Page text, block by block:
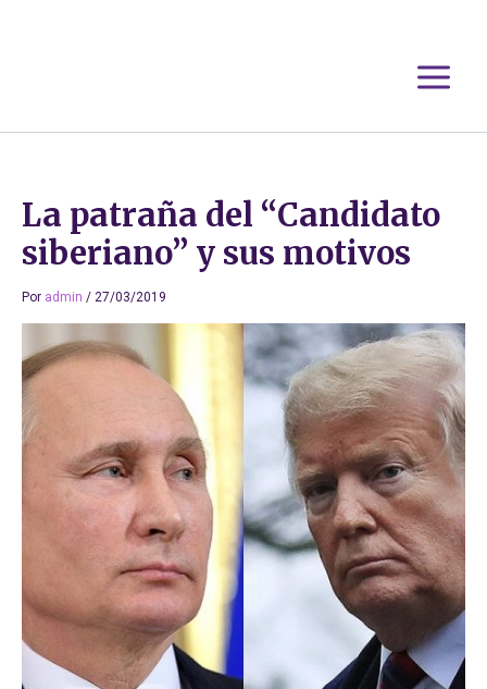
La patraña del “Candidato
siberiano” y sus motivos
Por admin / 27/03/2019